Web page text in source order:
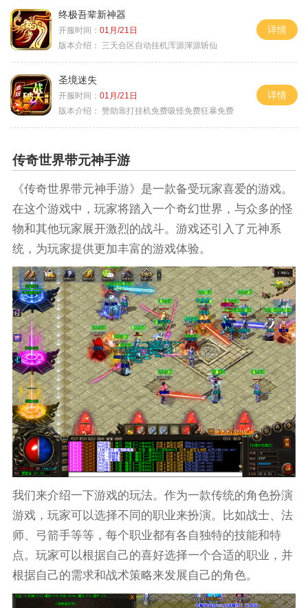
终极吾辈新神器
开服时间： 01月/21日
版本介绍：
三天合区自动挂机浑源渾源斩仙
详情
圣境迷失
开服时间： 01月/21日
版本介绍： 赞助靠打挂机免费吸怪免费狂暴免费
详情
传奇世界带元神手游
《传奇世界带元神手游》是一款备受玩家喜爱的游戏。
在这个游戏中，玩家将踏入一个奇幻世界，与众多的怪
物和其他玩家展开激烈的战斗。游戏还引入了元神系
统，为玩家提供更加丰富的游戏体验。
我们来介绍一下游戏的玩法。作为一款传统的角色扮演
游戏，玩家可以选择不同的职业来扮演。比如战士、法
师、弓箭手等等，每个职业都有各自独特的技能和特
点。玩家可以根据自己的喜好选择一个合适的职业，并
根据自己的需求和战术策略来发展自己的角色。